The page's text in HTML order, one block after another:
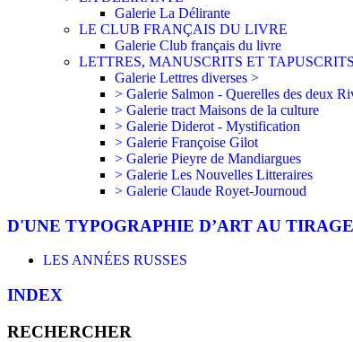
Galerie La Délirante
LE CLUB FRANÇAIS DU LIVRE
Galerie Club français du livre
LETTRES, MANUSCRITS ET TAPUSCRITS
Galerie Lettres diverses >
> Galerie Salmon - Querelles des deux
> Galerie tract Maisons de la culture
> Galerie Diderot - Mystification
> Galerie Françoise Gilot
> Galerie Pieyre de Mandiargues
> Galerie Les Nouvelles Litteraires
> Galerie Claude Royet-Journoud
D'UNE TYPOGRAPHIE D’ART AU
LES ANNÉES RUSSES
INDEX
RECHERCHER